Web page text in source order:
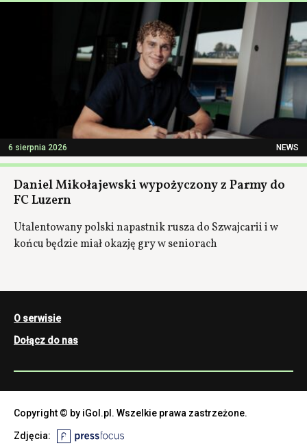
6 sierpnia 2026 NEWS
Daniel Mikołajewski wypożyczony z Parmy do
FC Luzern
Utalentowany polski napastnik rusza do Szwajcarii i w
końcu będzie miał okazję gry w seniorach
O serwisie
Dołącz do nas
Copyright © by iGol.pl. Wszelkie prawa zastrzeżone.
Zdjęcia: